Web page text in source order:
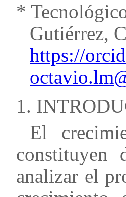
*
Gutiérrez,
https://
1.
El
constituyen
analizar el